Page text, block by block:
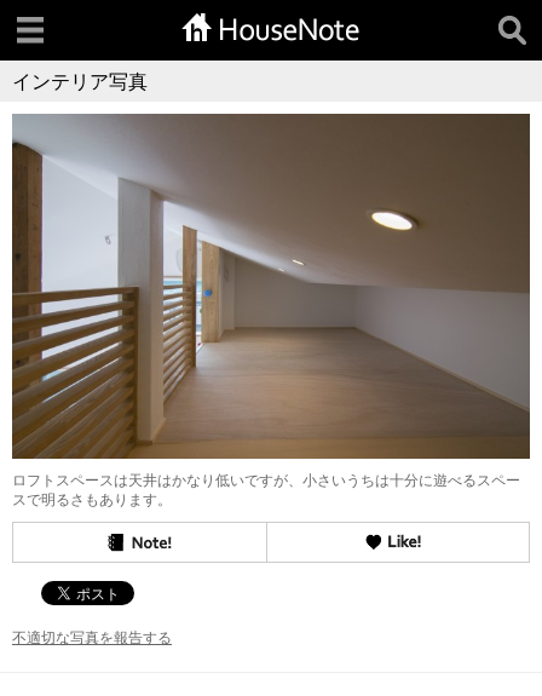
インテリア写真
ロフトスペースは天井はかなり低いですが、小さいうちは十分に遊べるスペー
スで明るさもあります。
不適切な写真を報告する